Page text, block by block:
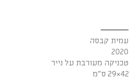
עמית קבסה
2020
טכניקה מעורבת על נייר
42×29 ס"מ